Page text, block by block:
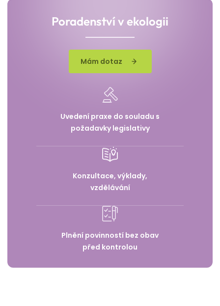
Poradenství v ekologii
Mám dotaz
Uvedení praxe do souladu s
požadavky legislativy
Konzultace, výklady,
vzdělávání
Plnění povinností bez obav
před kontrolou